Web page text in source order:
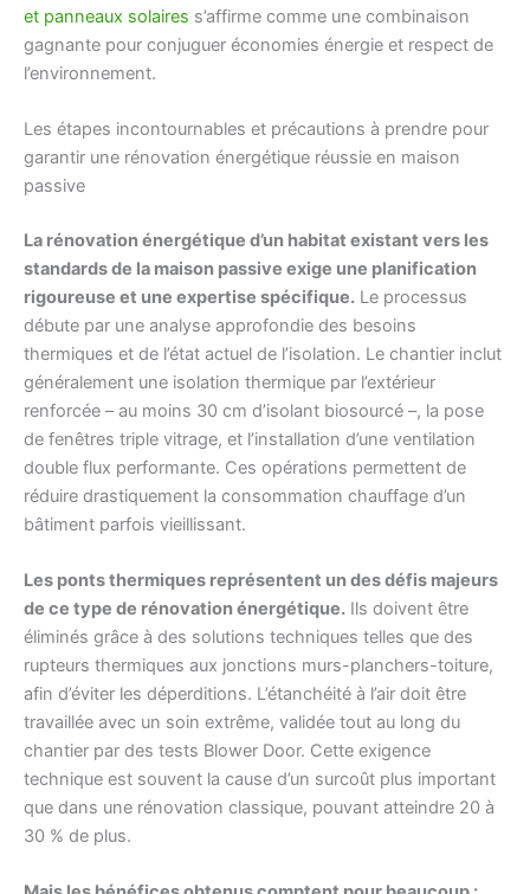
et panneaux solaires s’affirme comme une combinaison
gagnante pour conjuguer économies énergie et respect de
l’environnement.
Les étapes incontournables et précautions à prendre pour
garantir une rénovation énergétique réussie en maison
passive
La rénovation énergétique d’un habitat existant vers les
standards de la maison passive exige une planification
rigoureuse et une expertise spécifique. Le processus
débute par une analyse approfondie des besoins
thermiques et de l’état actuel de l’isolation. Le chantier inclut
généralement une isolation thermique par l’extérieur
renforcée – au moins 30 cm d’isolant biosourcé –, la pose
de fenêtres triple vitrage, et l’installation d’une ventilation
double flux performante. Ces opérations permettent de
réduire drastiquement la consommation chauffage d’un
bâtiment parfois vieillissant.
Les ponts thermiques représentent un des défis majeurs
de ce type de rénovation énergétique. Ils doivent être
éliminés grâce à des solutions techniques telles que des
rupteurs thermiques aux jonctions murs-planchers-toiture,
afin d’éviter les déperditions. L’étanchéité à l’air doit être
travaillée avec un soin extrême, validée tout au long du
chantier par des tests Blower Door. Cette exigence
technique est souvent la cause d’un surcoût plus important
que dans une rénovation classique, pouvant atteindre 20 à
30 % de plus.